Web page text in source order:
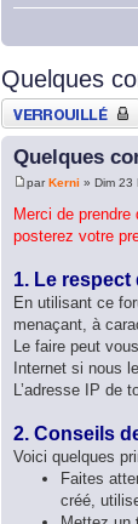
Quelques
Sujet verrouillé
Quelques
parKerni » Dim 23
Merci de
posterez votre
1. Le respect
En utilisant ce
menaçant, à
Le faire peut
Internet si nous
L’adresse IP de
2. Conseils
Voici quelques
Faites
créé,